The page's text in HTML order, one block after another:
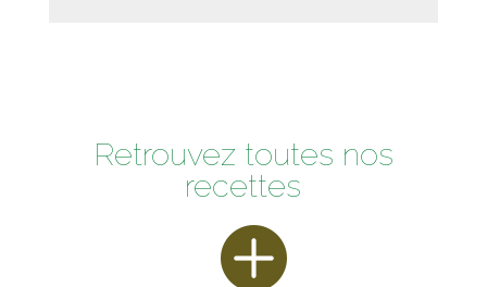
Retrouvez toutes nos
recettes